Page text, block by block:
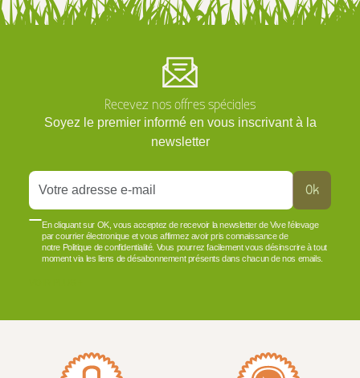
Recevez nos offres spéciales
Soyez le premier informé en vous inscrivant à la
newsletter
Ok
En cliquant sur OK, vous acceptez de recevoir la newsletter de Vive l'élevage
par courrier électronique et vous affirmez avoir pris connaissance de
notre Politique de confidentialité. Vous pourrez facilement vous désinscrire à tout
moment via les liens de désabonnement présents dans chacun de nos emails.